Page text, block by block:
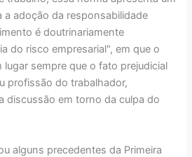
adoção da responsabilidade
é doutrinariamente
do risco empresarial", em que o
sempre que o fato prejudicial
profissão do trabalhador,
discussão em torno da culpa do
alguns precedentes da Primeira